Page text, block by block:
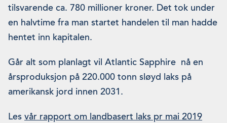
tilsvarende ca. 780 millioner kroner. Det tok under
en halvtime fra man startet handelen til man hadde
hentet inn kapitalen.
Går alt som planlagt vil Atlantic Sapphire nå en
årsproduksjon på 220.000 tonn sløyd laks på
amerikansk jord innen 2031.
Les vår rapport om landbasert laks pr mai 2019